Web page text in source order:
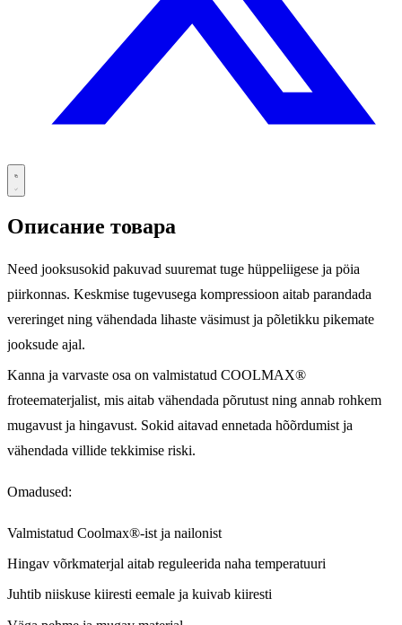
Описание товара
Need jooksusokid pakuvad suuremat tuge hüppeliigese ja pöia
piirkonnas. Keskmise tugevusega kompressioon aitab parandada
vereringet ning vähendada lihaste väsimust ja põletikku pikemate
jooksude ajal.
Kanna ja varvaste osa on valmistatud COOLMAX®
froteematerjalist, mis aitab vähendada põrutust ning annab rohkem
mugavust ja hingavust. Sokid aitavad ennetada hõõrdumist ja
vähendada villide tekkimise riski.
Omadused:
Valmistatud Coolmax®-ist ja nailonist
Hingav võrkmaterjal aitab reguleerida naha temperatuuri
Juhtib niiskuse kiiresti eemale ja kuivab kiiresti